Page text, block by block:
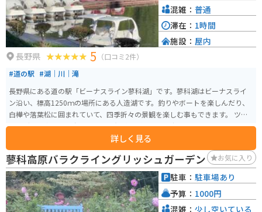
長野県 5 （口コミ2件）
#道の駅 #湖｜川｜滝
長野県にある道の駅「ビーナスライン蓼科湖」です。蓼科湖はビーナスライ
ン沿い、標高1250ｍの場所にある人造湖です。釣りやボートを楽しんだり、
白樺や落葉松に囲まれていて、四季折々の景観を楽しむ事もできます。 ツー
リングの途中で体を動かすために無料の彫刻公園を歩くのも良いですし、個
性的な彫刻を探すのも楽しいです。蓼科湖周辺は観光スポットも多く、近く
にお店も沢山ありますので、食後にゆっくり過ごす場所としてもぴったりで
す。
詳しく見る
混雑： 普通
滞在： 1時間
施設： 屋内
蓼科高原バラクライングリッシュガーデン お気に入り
駐車： 駐車場あり
予算： 1000円
混雑： 少し空いている